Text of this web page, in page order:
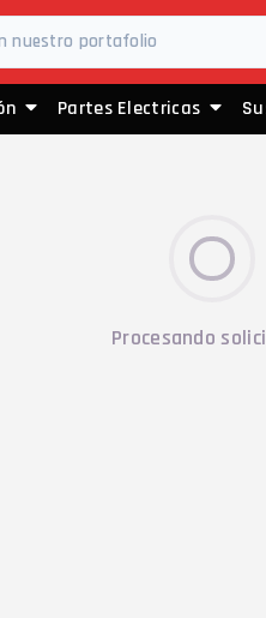
Partes Electricas
Procesando